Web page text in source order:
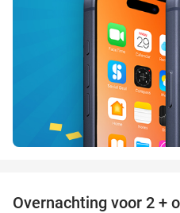
Overnachting voor 2 +